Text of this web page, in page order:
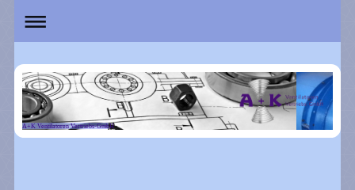
A+K Ventilatoren Vertriebs-GmbH